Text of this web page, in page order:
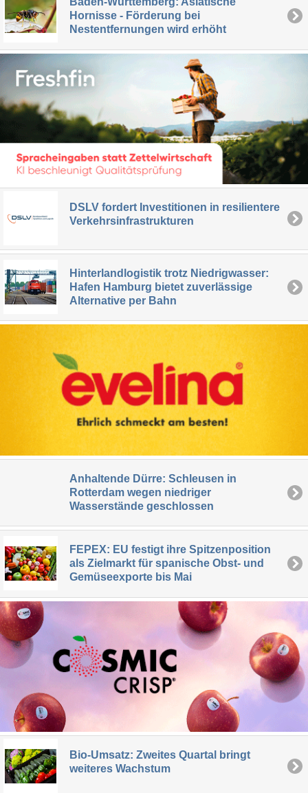
Hornisse - Förderung bei
Nestentfernungen wird erhöht
DSLV fordert Investitionen in resilientere
Verkehrsinfrastrukturen
Hinterlandlogistik trotz Niedrigwasser:
Hafen Hamburg bietet zuverlässige
Alternative per Bahn
Anhaltende Dürre: Schleusen in
Rotterdam wegen niedriger
Wasserstände geschlossen
FEPEX: EU festigt ihre Spitzenposition
als Zielmarkt für spanische Obst- und
Gemüseexporte bis Mai
Bio-Umsatz: Zweites Quartal bringt
weiteres Wachstum